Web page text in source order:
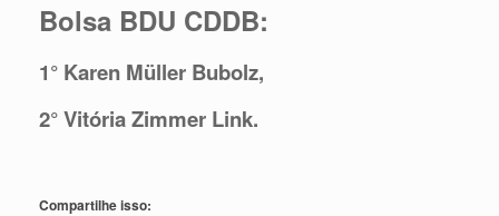
Bolsa BDU CDDB:
1° Karen Müller Bubolz,
2° Vitória Zimmer Link.
Compartilhe isso: